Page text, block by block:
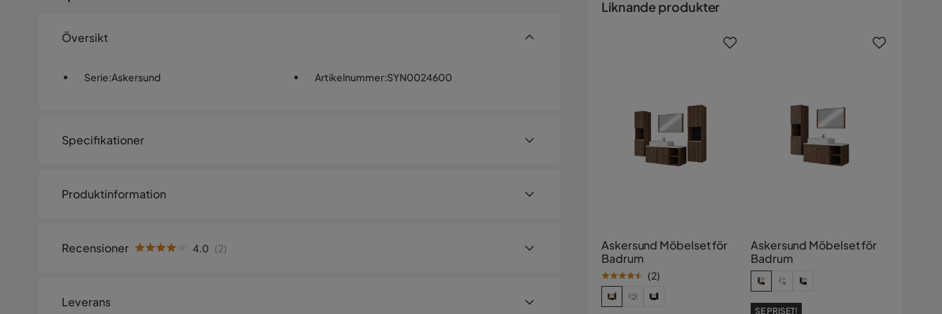
Översikt
Serie:Askersund Artikelnummer:SYN0024600
Specifikationer
Övrigt
Produktinformation
Recensioner 4.0 (2)
Leverans
Liknande produkter
Askersund Möbelset för
Badrum
(2)
Askersund Möbelset för
Badrum
SE PRISET!